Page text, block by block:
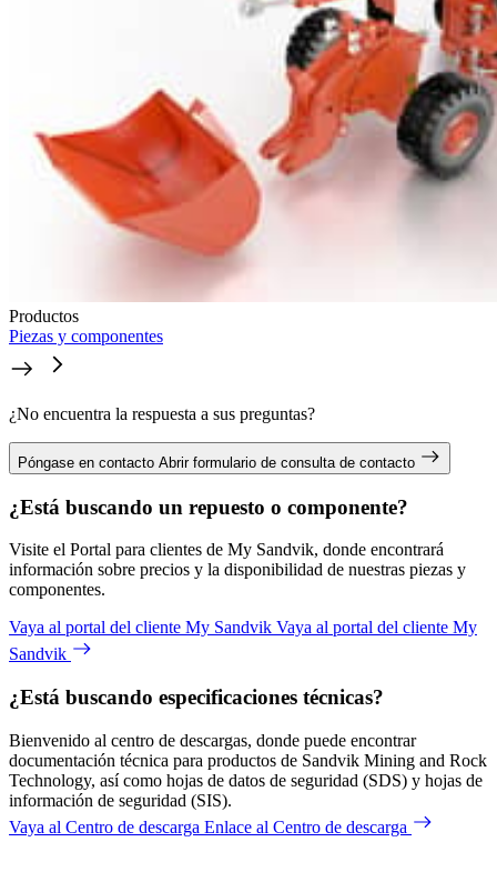
Productos
Piezas y componentes
¿No encuentra la respuesta a sus preguntas?
Póngase en contacto Abrir formulario de consulta de contacto
¿Está buscando un repuesto o componente?
Visite el Portal para clientes de My Sandvik, donde encontrará
información sobre precios y la disponibilidad de nuestras piezas y
componentes.
Vaya al portal del cliente My Sandvik Vaya al portal del cliente My
Sandvik
¿Está buscando especificaciones técnicas?
Bienvenido al centro de descargas, donde puede encontrar
documentación técnica para productos de Sandvik Mining and Rock
Technology, así como hojas de datos de seguridad (SDS) y hojas de
información de seguridad (SIS).
Vaya al Centro de descarga Enlace al Centro de descarga